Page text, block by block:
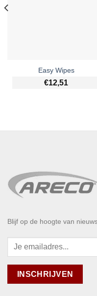
Easy Wipes
€12,51
Blijf op de hoogte van